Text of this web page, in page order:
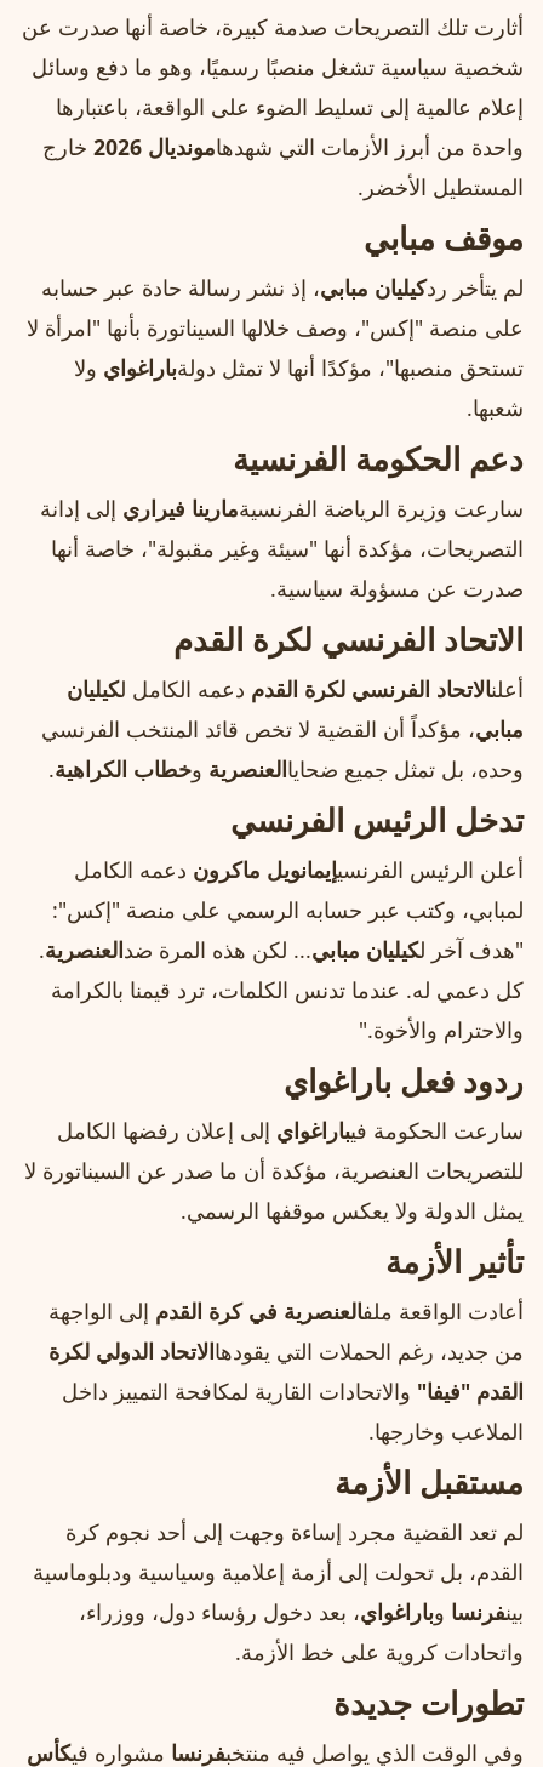
أثارت تلك التصريحات صدمة كبيرة، خاصة أنها صدرت عن
شخصية سياسية تشغل منصبًا رسميًا، وهو ما دفع وسائل
إعلام عالمية إلى تسليط الضوء على الواقعة، باعتبارها
واحدة من أبرز الأزمات التي شهدهامونديال 2026
خارج
المستطيل الأخضر.
موقف مبابي
لم يتأخر ردكيليان مبابي، إذ نشر رسالة حادة عبر حسابه
على منصة "إكس"، وصف خلالها السيناتورة بأنها "امرأة لا
تستحق منصبها"، مؤكدًا أنها لا تمثل دولةباراغواي ولا
شعبها.
دعم الحكومة الفرنسية
سارعت وزيرة الرياضة الفرنسيةمارينا فيراري إلى إدانة
التصريحات، مؤكدة أنها "سيئة وغير مقبولة"، خاصة أنها
صدرت عن مسؤولة سياسية.
الاتحاد الفرنسي لكرة القدم
أعلنالاتحاد الفرنسي لكرة القدم دعمه الكامل لكيليان
مبابي، مؤكداً أن القضية لا تخص قائد المنتخب الفرنسي
وحده، بل تمثل جميع ضحاياالعنصرية وخطاب الكراهية.
تدخل الرئيس الفرنسي
أعلن الرئيس الفرنسيإيمانويل ماكرون دعمه الكامل
لمبابي، وكتب عبر حسابه الرسمي على منصة "إكس":
"هدف آخر لكيليان مبابي... لكن هذه المرة ضدالعنصرية.
كل دعمي له. عندما تدنس الكلمات، ترد قيمنا بالكرامة
والاحترام والأخوة."
ردود فعل باراغواي
سارعت الحكومة فيباراغواي إلى إعلان رفضها الكامل
للتصريحات العنصرية، مؤكدة أن ما صدر عن السيناتورة لا
يمثل الدولة ولا يعكس موقفها الرسمي.
تأثير الأزمة
أعادت الواقعة ملفالعنصرية في كرة القدم إلى الواجهة
من جديد، رغم الحملات التي يقودهاالاتحاد الدولي لكرة
القدم "فيفا" والاتحادات القارية لمكافحة التمييز داخل
الملاعب وخارجها.
مستقبل الأزمة
لم تعد القضية مجرد إساءة وجهت إلى أحد نجوم كرة
القدم، بل تحولت إلى أزمة إعلامية وسياسية ودبلوماسية
بينفرنسا وباراغواي، بعد دخول رؤساء دول، ووزراء،
واتحادات كروية على خط الأزمة.
تطورات جديدة
وفي الوقت الذي يواصل فيه منتخبفرنسا مشواره فيكأس